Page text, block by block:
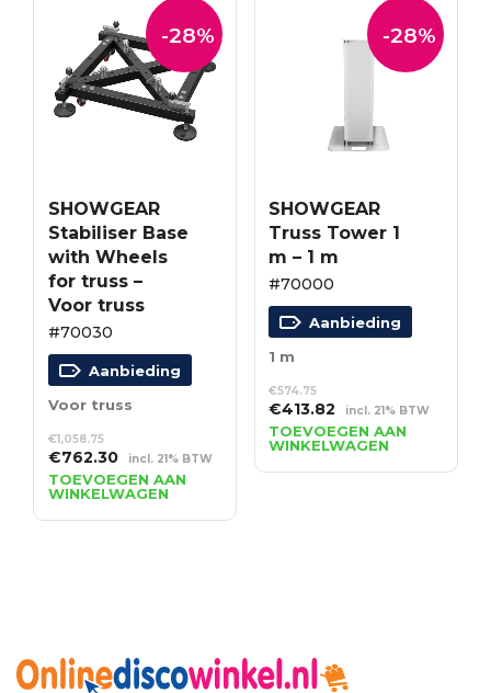
-28%
SHOWGEAR
Stabiliser Base
with Wheels
for truss –
Voor truss
#70030
Aanbieding
Voor truss
€1,058.75
Oorspronkelijke
prijs
was:
€1,058.75.
€762.30Huidige
prijs
is:
€762.30.
incl. 21% BTW
TOEVOEGEN AAN
WINKELWAGEN
-28%
SHOWGEAR
Truss Tower 1
m – 1 m
#70000
Aanbieding
1 m
€574.75
Oorspronkelijke
prijs
was:
€574.75.
€413.82 Huidige
prijs
is:
€413.82.
incl. 21% BTW
TOEVOEGEN AAN
WINKELWAGEN